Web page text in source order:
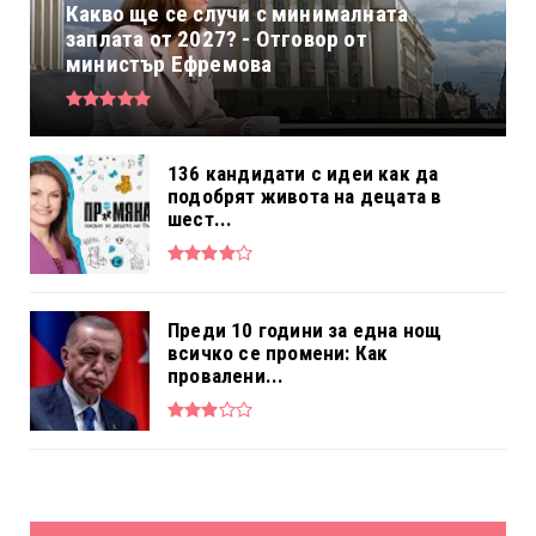
Какво ще се случи с минималната
заплата от 2027? - Отговор от
министър Ефремова
136 кандидати с идеи как да
подобрят живота на децата в
шест...
Преди 10 години за една нощ
всичко се промени: Как
провалени...